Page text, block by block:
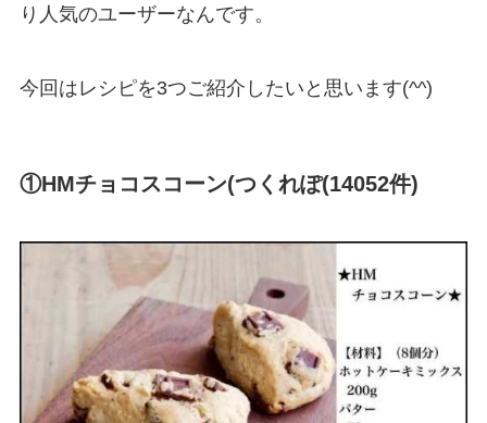
り人気のユーザーなんです。
今回はレシピを3つご紹介したいと思います(^^)
①HMチョコスコーン(つくれぽ(14052件)